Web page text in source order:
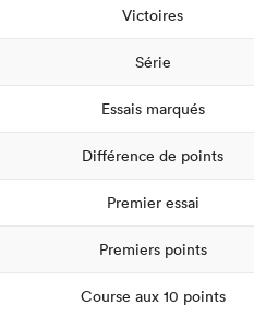
Victoires
Série
Essais marqués
Différence de points
Premier essai
Premiers points
Course aux 10 points